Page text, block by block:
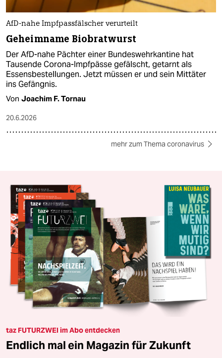
AfD-nahe Impfpassfälscher verurteilt
Geheimname Biobratwurst
Der AfD-nahe Pächter einer Bundeswehrkantine hat
Tausende Corona-Impfpässe gefälscht, getarnt als
Essensbestellungen. Jetzt müssen er und sein Mittäter
ins Gefängnis.
Von Joachim F. Tornau
20.6.2026
mehr zum Thema coronavirus
taz FUTURZWEI im Abo entdecken
Endlich mal ein Magazin für Zukunft